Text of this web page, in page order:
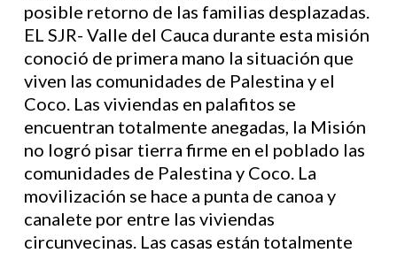
posible retorno de las familias desplazadas.
EL SJR- Valle del Cauca durante esta misión
conoció de primera mano la situación que
viven las comunidades de Palestina y el
Coco. Las viviendas en palafitos se
encuentran totalmente anegadas, la Misión
no logró pisar tierra firme en el poblado las
comunidades de Palestina y Coco. La
movilización se hace a punta de canoa y
canalete por entre las viviendas
circunvecinas. Las casas están totalmente